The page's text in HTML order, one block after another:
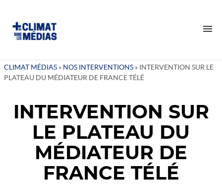
NOTRE IMPACT
NOS VALEURS
NOTRE ÉQUIPE
NOS INTERVENTIONS
CLIMAT MÉDIAS » NOS INTERVENTIONS » INTERVENTION SUR LE
PLATEAU DU MÉDIATEUR DE FRANCE TÉLÉ
INTERVENTION SUR
LE PLATEAU DU
MÉDIATEUR DE
FRANCE TÉLÉ